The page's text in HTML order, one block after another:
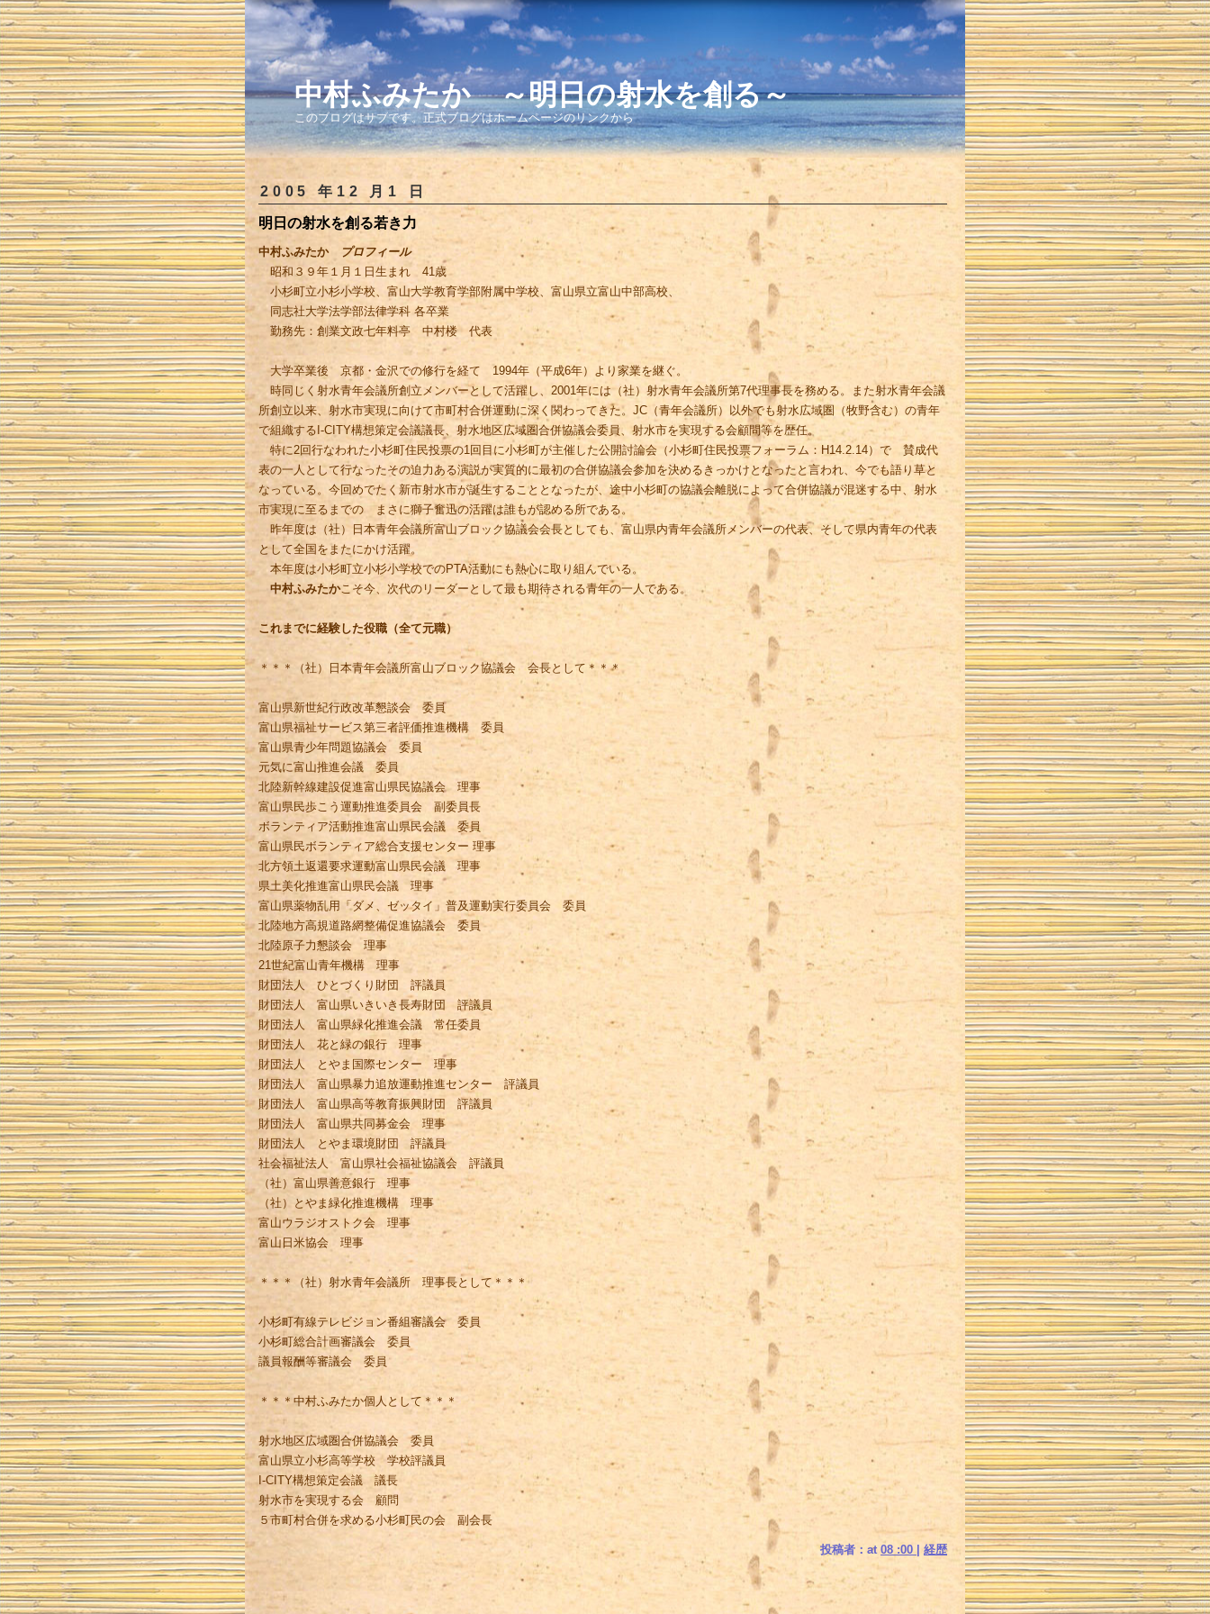
中村ふみたか ～明日の射水を創る～
このブログはサブです。正式ブログはホームページのリンクから
2005 年12 月1 日
明日の射水を創る若き力
中村ふみたか
プロフィール
昭和３９年１月１日生まれ 41歳
小杉町立小杉小学校、富山大学教育学部附属中学校、富山県立富山中部高校、
同志社大学法学部法律学科 各卒業
勤務先：創業文政七年料亭 中村楼 代表
大学卒業後 京都・金沢での修行を経て 1994年（平成6年）より家業を継ぐ。
時同じく射水青年会議所創立メンバーとして活躍し、2001年には（社）射水青年会議所第7代理事長を務める。また射水青年会議
所創立以来、射水市実現に向けて市町村合併運動に深く関わってきた。JC（青年会議所）以外でも射水広域圏（牧野含む）の青年
で組織するI-CITY構想策定会議議長、射水地区広域圏合併協議会委員、射水市を実現する会顧問等を歴任。
特に2回行なわれた小杉町住民投票の1回目に小杉町が主催した公開討論会（小杉町住民投票フォーラム：H14.2.14）で 賛成代
表の一人として行なったその迫力ある演説が実質的に最初の合併協議会参加を決めるきっかけとなったと言われ、今でも語り草と
なっている。今回めでたく新市射水市が誕生することとなったが、途中小杉町の協議会離脱によって合併協議が混迷する中、射水
市実現に至るまでの まさに獅子奮迅の活躍は誰もが認める所である。
昨年度は（社）日本青年会議所富山ブロック協議会会長としても、富山県内青年会議所メンバーの代表、そして県内青年の代表
として全国をまたにかけ活躍。
本年度は小杉町立小杉小学校でのPTA活動にも熱心に取り組んでいる。
中村ふみたかこそ今、次代のリーダーとして最も期待される青年の一人である。
これまでに経験した役職（全て元職）
＊＊＊（社）日本青年会議所富山ブロック協議会 会長として＊＊＊
富山県新世紀行政改革懇談会 委員
富山県福祉サービス第三者評価推進機構 委員
富山県青少年問題協議会 委員
元気に富山推進会議 委員
北陸新幹線建設促進富山県民協議会 理事
富山県民歩こう運動推進委員会 副委員長
ボランティア活動推進富山県民会議 委員
富山県民ボランティア総合支援センター 理事
北方領土返還要求運動富山県民会議 理事
県土美化推進富山県民会議 理事
富山県薬物乱用「ダメ、ゼッタイ」普及運動実行委員会 委員
北陸地方高規道路網整備促進協議会 委員
北陸原子力懇談会 理事
21世紀富山青年機構 理事
財団法人 ひとづくり財団 評議員
財団法人 富山県いきいき長寿財団 評議員
財団法人 富山県緑化推進会議 常任委員
財団法人 花と緑の銀行 理事
財団法人 とやま国際センター 理事
財団法人 富山県暴力追放運動推進センター 評議員
財団法人 富山県高等教育振興財団 評議員
財団法人 富山県共同募金会 理事
財団法人 とやま環境財団 評議員
社会福祉法人 富山県社会福祉協議会 評議員
（社）富山県善意銀行 理事
（社）とやま緑化推進機構 理事
富山ウラジオストク会 理事
富山日米協会 理事
＊＊＊（社）射水青年会議所 理事長として＊＊＊
小杉町有線テレビジョン番組審議会 委員
小杉町総合計画審議会 委員
議員報酬等審議会 委員
＊＊＊中村ふみたか個人として＊＊＊
射水地区広域圏合併協議会 委員
富山県立小杉高等学校 学校評議員
I-CITY構想策定会議 議長
射水市を実現する会 顧問
５市町村合併を求める小杉町民の会 副会長
投稿者：at 08 :00 経歴